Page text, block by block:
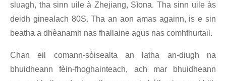
sluagh, tha sinn uile à Zhejiang, Sìona. Tha sinn uile às
deidh ginealach 80S. Tha an aon amas againn, is e sin
beatha a dhèanamh nas fhallaine agus nas comhfhurtail.
Chan eil comann-sòisealta an latha an-diugh na
bhuidheann fèin-fhoghainteach, ach mar bhuidheann